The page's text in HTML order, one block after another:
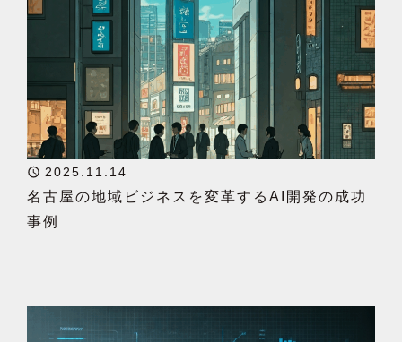
2025.11.14
名古屋の地域ビジネスを変革するAI開発の成功
事例